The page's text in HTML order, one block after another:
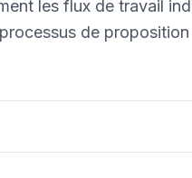
les flux de travail
de